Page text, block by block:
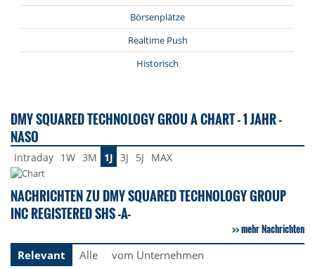
Börsenplätze
Realtime Push
Historisch
DMY SQUARED TECHNOLOGY GROU A CHART - 1 JAHR -
NASO
Intraday 1W 3M 1J 3J 5J MAX
NACHRICHTEN ZU DMY SQUARED TECHNOLOGY GROUP
INC REGISTERED SHS -A-
mehr Nachrichten
Relevant
Alle vom Unternehmen